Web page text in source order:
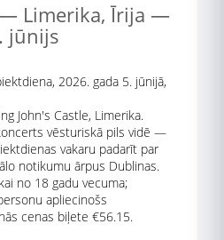
— Limerika, Īrija —
jūnijs
2026. gada 5. jūnijā,
John's Castle, Limerika.
vēsturiskā pils vidē —
vakaru padarīt par
notikumu ārpus Dublinas.
no 18 gadu vecuma;
apliecinošs
cenas biļete €56.15.